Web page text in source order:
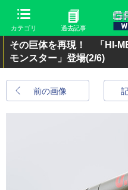
カテゴリ 過去記事
その巨体を再現！ 「HI-
モンスター」登場(2/6)
前の画像